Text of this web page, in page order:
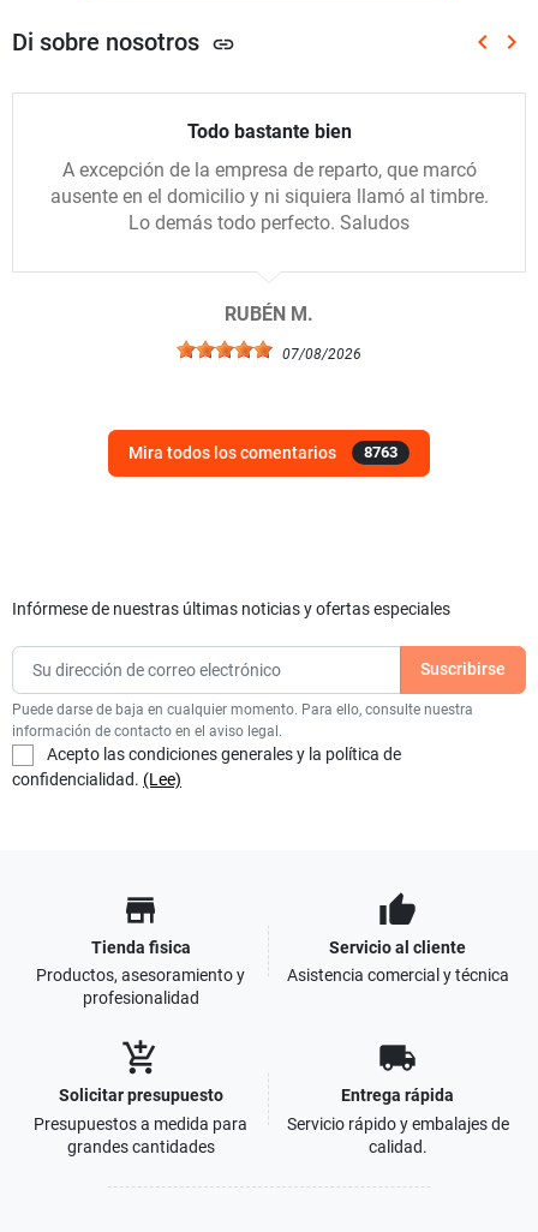
Di sobre nosotros link keyboard_arrow_left keyboard_arrow_right
Todo bastante bien
A excepción de la empresa de reparto, que marcó
ausente en el domicilio y ni siquiera llamó al timbre.
Lo demás todo perfecto. Saludos
RUBÉN M.
07/08/2026
Mira todos los comentarios 8763
Infórmese de nuestras últimas noticias y ofertas especiales
Puede darse de baja en cualquier momento. Para ello, consulte nuestra
información de contacto en el aviso legal.
Acepto las condiciones generales y la política de
confidencialidad. (Lee)
store
Tienda fisica
Productos, asesoramiento y
profesionalidad
thumb_up
Servicio al cliente
Asistencia comercial y técnica
add_shopping_cart
Solicitar presupuesto
Presupuestos a medida para
grandes cantidades
local_shipping
Entrega rápida
Servicio rápido y embalajes de
calidad.